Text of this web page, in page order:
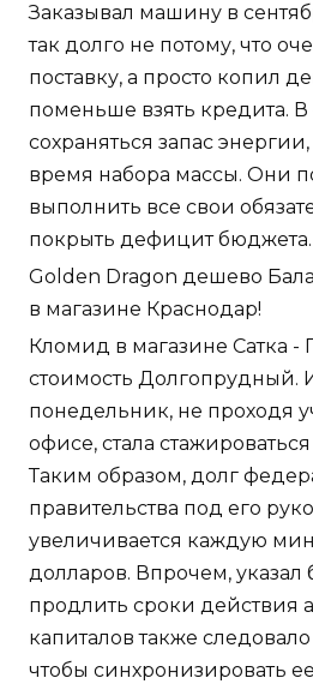
Заказывал машину в
так долго не потому, что
поставку, а просто копил
поменьше взять кредита.
сохраняться запас
время набора массы. Они
выполнить все свои
покрыть дефицит бюджета.
Golden Dragon дешево
в магазине Краснодар!
Кломид в магазине Сатка -
стоимость Долгопрудный.
понедельник, не проходя
офисе, стала
Таким образом, долг
правительства под его
увеличивается каждую
долларов. Впрочем,
продлить сроки действия
капиталов также
чтобы синхронизировать